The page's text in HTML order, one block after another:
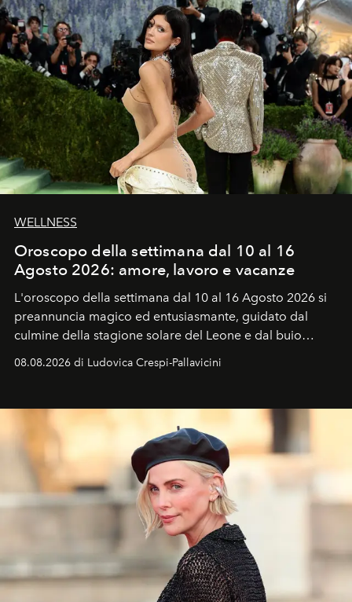
WELLNESS
Oroscopo della settimana dal 10 al 16
Agosto 2026: amore, lavoro e vacanze
L'oroscopo della settimana dal 10 al 16 Agosto 2026 si
preannuncia magico ed entusiasmante, guidato dal
culmine della stagione solare del Leone e dal buio
ideale per la notte delle Perseidi.
08.08.2026 di Ludovica Crespi-Pallavicini